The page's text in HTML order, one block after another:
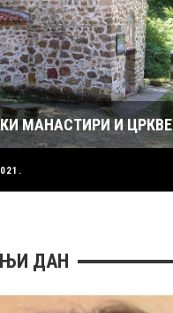
МАНАСТИРИ И ЦРКВЕ
ДАН